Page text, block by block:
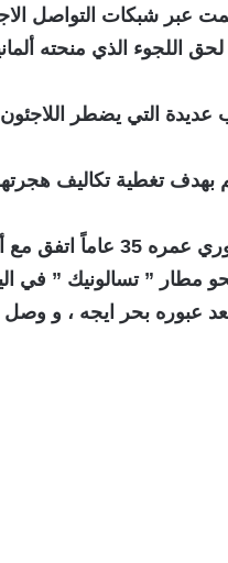
شبكات التواصل الاجتماعية
اللجوء الذي منحته
التي يضطر اللاجئون
بهدف تغطية تكاليف
و تابع الموقع حالة
مطار ” تسالونيك ” في
بعد عبوره بحر ايجه ، و